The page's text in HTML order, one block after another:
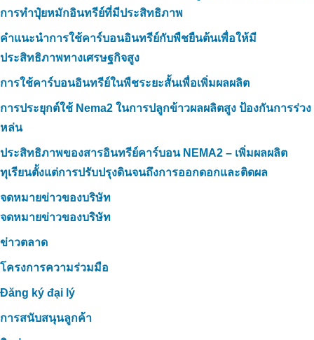
การทำปุ๋ยหมักอินทรีย์ที่มีประสิทธิภาพ
คำแนะนำการใช้คาร์บอนอินทรีย์กับพืชยืนต้นเพื่อให้มี
ประสิทธิภาพทางเศรษฐกิจสูง
การใช้คาร์บอนอินทรีย์ในพืชระยะสั้นเพื่อเพิ่มผลผลิต
การประยุกต์ใช้ Nema2 ในการปลูกข้าวผลผลิตสูง ป้องกันการร่วง
หล่น
ประสิทธิภาพของสารอินทรีย์คาร์บอน NEMA2 – เพิ่มผลผลิต
ทุเรียนตั้งแต่การปรับปรุงดินจนถึงการออกดอกและติดผล
จดหมายข่าวของบริษัท
จดหมายข่าวของบริษัท
ข่าวตลาด
โครงการความร่วมมือ
Đăng ký đại lý
การสนับสนุนลูกค้า